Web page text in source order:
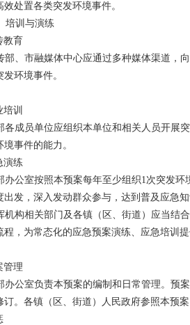
处置各类突发环境事件。
培训与演练
教育
部、市融媒体中心应通过多种媒体渠道，
环境事件。
培训
各成员单位应组织本单位和相关人员开展
事件的能力。
演练
办公室按照本预案每年至少组织1次突发环
出发，深入发动群众参与，达到普及应急
机构相关部门及各镇（区、街道）应当结
程，为常态化的应急预案演练、应急培训
管理
办公室负责本预案的编制和日常管理。预
订。各镇（区、街道）人民政府参照本预